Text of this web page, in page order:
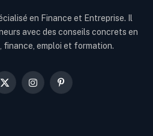
en Finance et Entreprise. Il
avec des conseils concrets en
finance, emploi et formation.
X
InstagramPinterest